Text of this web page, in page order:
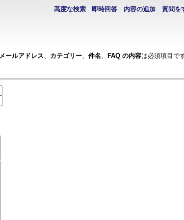
質問を
内容の追加
即時回答
高度な検索
メールアドレス カテゴリー、 件名 FAQ の内容は必須項目です